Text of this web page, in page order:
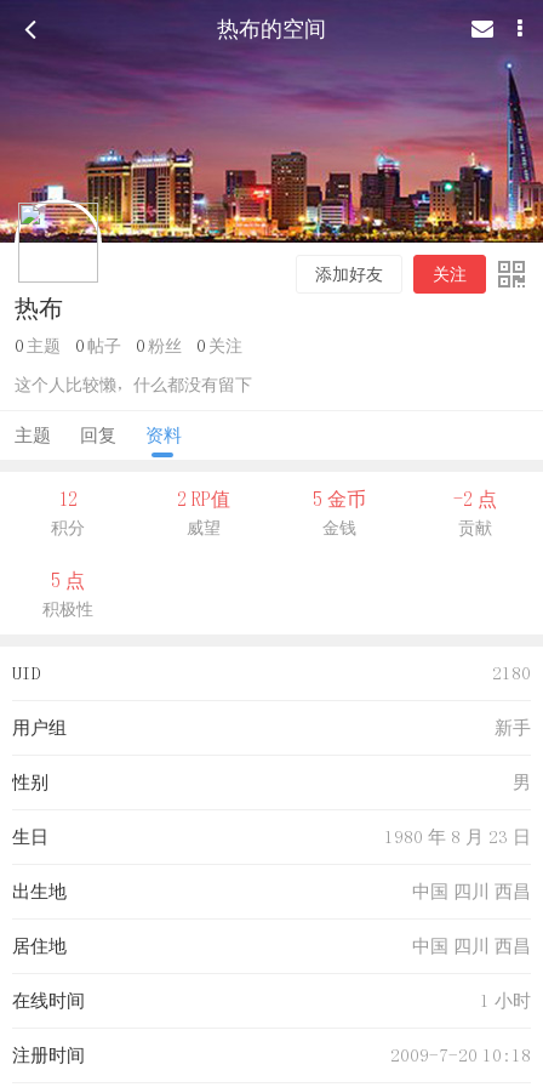
热布的空间
添加好友 关注
热布
0 主题 0 帖子 0 粉丝 0 关注
这个人比较懒，什么都没有留下
主题 回复 资料
12
积分
2 RP值
威望
5 金币
金钱
-2 点
贡献
5 点
积极性
UID 2180
用户组 新手
性别 男
生日 1980 年 8 月 23 日
出生地 中国 四川 西昌
居住地 中国 四川 西昌
在线时间 1 小时
注册时间 2009-7-20 10:18